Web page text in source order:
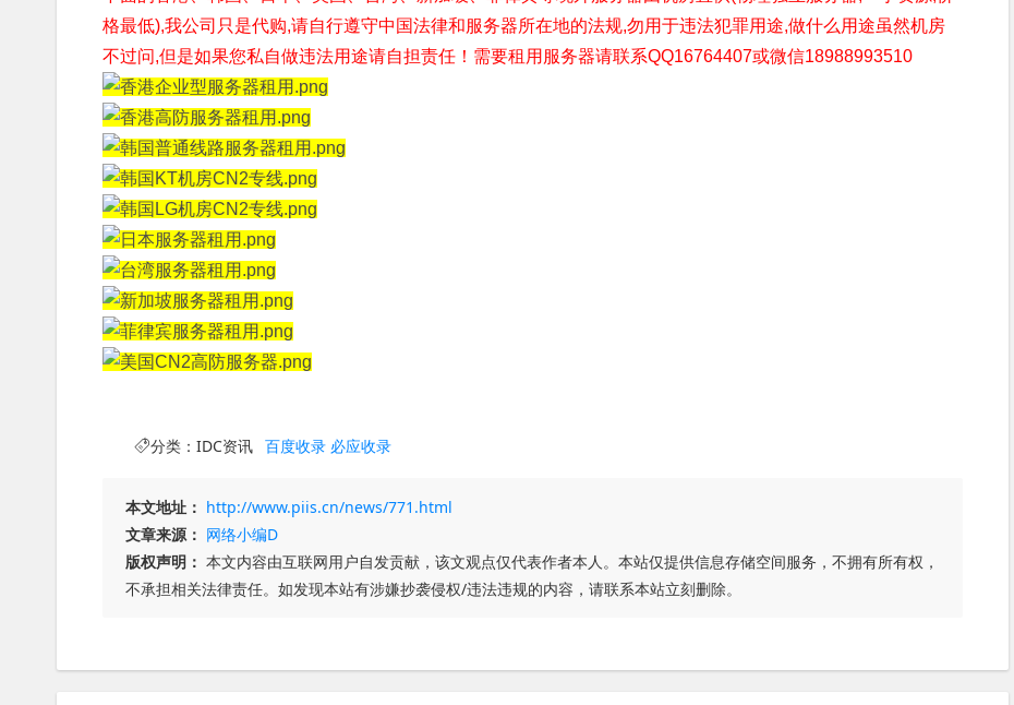
格最低),我公司只是代购,请自行遵守中国法律和服务器所在地的法规,勿用于违法犯罪用途,做什么用途虽然机房
不过问,但是如果您私自做违法用途请自担责任！ 需要租用服务器请联系QQ16764407或微信18988993510
分类： IDC资讯 百度收录 必应收录
本文地址： http://www.piis.cn/news/771.html
文章来源： 网络小编D
版权声明： 本文内容由互联网用户自发贡献，该文观点仅代表作者本人。本站仅提供信息存储空间服务，不拥有所有权，
不承担相关法律责任。如发现本站有涉嫌抄袭侵权/违法违规的内容，请联系本站立刻删除。